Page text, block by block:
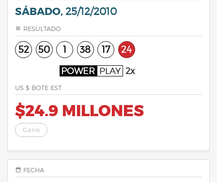
SÁBADO, 25/12/2010
RESULTADO
52 50 1 38 17 24
POWER PLAY 2x
US $ BOTE EST.
$24.9 MILLONES
Ganó
FECHA